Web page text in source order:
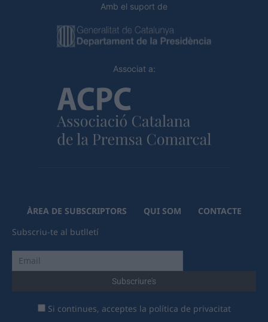
Amb el suport de
Associat a:
ÀREA DE SUBSCRIPTORS QUI SOM
CONTACTE
Subscriu-te al butlletí
Si continues, acceptes la política de privacitat